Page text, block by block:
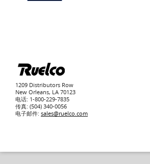
1209 Distributors Row
New Orleans, LA 70123
电话: 1-800-229-7835
传真: (504) 340-0056
电子邮件: sales@ruelco.com